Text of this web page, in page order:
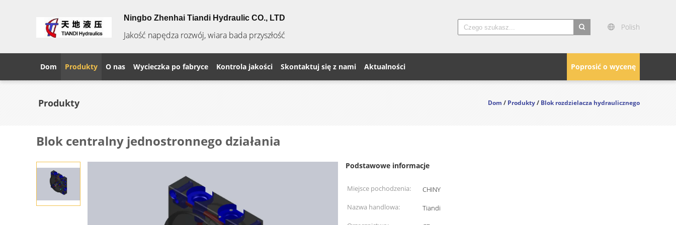
Ningbo Zhenhai Tiandi Hydraulic CO., LTD
Jakość napędza rozwój, wiara bada przyszłość
Polish
Poprosić o wycenę
Dom Produkty O nas Wycieczka po fabryce Kontrola jakości Skontaktuj się z nami Aktualności
Produkty Dom/Produkty/Blok rozdzielacza hydraulicznego
Blok centralny jednostronnego działania
Podstawowe informacje
Miejsce pochodzenia:
CHINY
Nazwa handlowa:
Tiandi